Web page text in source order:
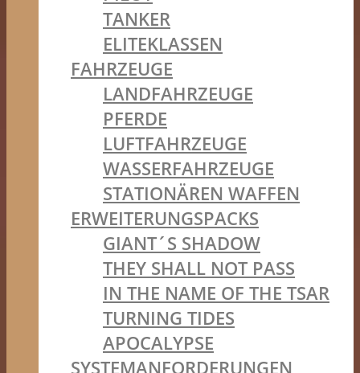
TANKER
ELITEKLASSEN
FAHRZEUGE
LANDFAHRZEUGE
PFERDE
LUFTFAHRZEUGE
WASSERFAHRZEUGE
STATIONÄREN WAFFEN
ERWEITERUNGSPACKS
GIANT´S SHADOW
THEY SHALL NOT PASS
IN THE NAME OF THE TSAR
TURNING TIDES
APOCALYPSE